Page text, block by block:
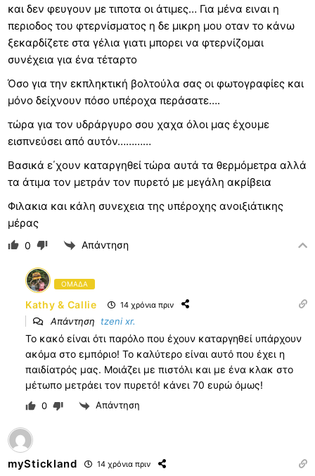
και δεν φευγουν με τιποτα οι άτιμες… Για μένα ειναι η
περιοδος του φτερνίσματος η δε μικρη μου οταν το κάνω
ξεκαρδίζετε στα γέλια γιατι μπορει να φτερνίζομαι
συνέχεια για ένα τέταρτο
Όσο για την εκπληκτική βολτούλα σας οι φωτογραφίες και
μόνο δείχνουν πόσο υπέροχα περάσατε….
τώρα για τον υδράργυρο σου χαχα όλοι μας έχουμε
εισπνεύσει από αυτόν…………
Βασικά ε΄χουν καταργηθεί τώρα αυτά τα θερμόμετρα αλλά
τα άτιμα τον μετράν τον πυρετό με μεγάλη ακρίβεια
Φιλακια και κάλη συνεχεια της υπέροχης ανοιξιάτικης
μέρας
0 Απάντηση
ΟΜΑΔΑ
Kathy & Callie 14 χρόνια πριν
Απάντηση tzeni xr.
Το κακό είναι ότι παρόλο που έχουν καταργηθεί υπάρχουν
ακόμα στο εμπόριο! Το καλύτερο είναι αυτό που έχει η
παιδίατρός μας. Μοιάζει με πιστόλι και με ένα κλακ στο
μέτωπο μετράει τον πυρετό! κάνει 70 ευρώ όμως!
0 Απάντηση
myStickland 14 χρόνια πριν